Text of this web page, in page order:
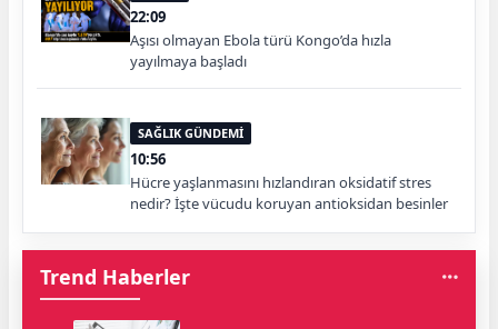
22:09
Aşısı olmayan Ebola türü Kongo’da hızla
yayılmaya başladı
SAĞLIK GÜNDEMİ
10:56
Hücre yaşlanmasını hızlandıran oksidatif stres
nedir? İşte vücudu koruyan antioksidan besinler
Trend Haberler